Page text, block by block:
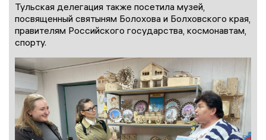
Тульская делегация также посетила музей,
посвященный святыням Болохова и Болховского края,
правителям Российского государства, космонавтам,
спорту.